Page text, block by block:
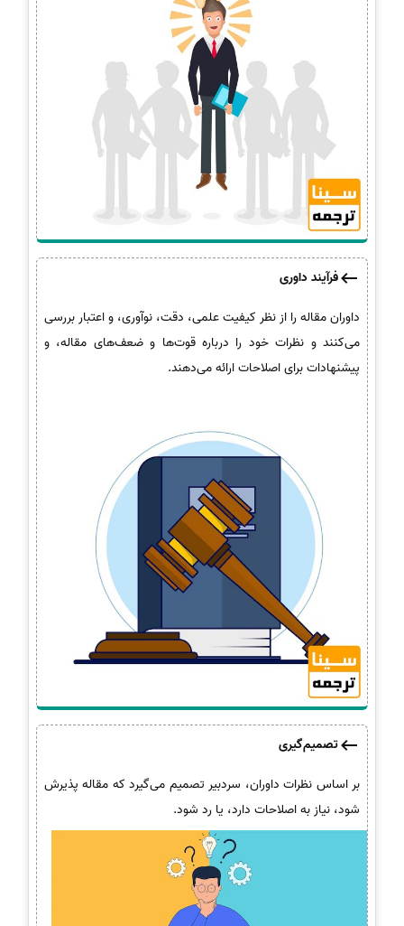
فرآیند داوری
داوران مقاله را از نظر کیفیت علمی، دقت، نوآوری، و اعتبار بررسی
می‌کنند و نظرات خود را درباره قوت‌ها و ضعف‌های مقاله، و
پیشنهادات برای اصلاحات ارائه می‌دهند.
تصمیم‌گیری
بر اساس نظرات داوران، سردبیر تصمیم می‌گیرد که مقاله پذیرش
شود، نیاز به اصلاحات دارد، یا رد شود.